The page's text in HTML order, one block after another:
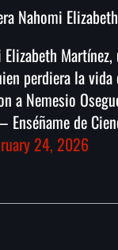
Nahomi
perdiera la
a Nemesio
de
24, 2026